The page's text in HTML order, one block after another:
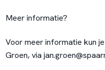
Meer informatie?
Voor meer informatie kun
Groen, via